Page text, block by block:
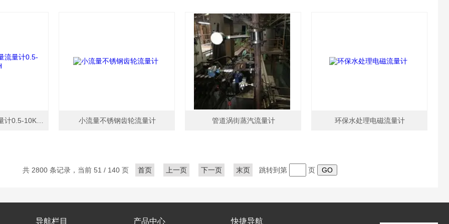
小流量不锈钢齿轮流量计 管道涡街蒸汽流量计 环保水处理电磁流量计
共 2800 条记录，当前 51 / 140 页 首页 上一页 下一页 末页 跳转到第 页
导航栏目 产品中心 快捷导航